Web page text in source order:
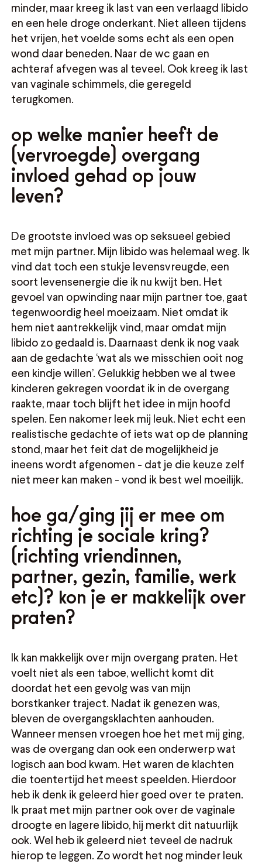
minder, maar kreeg ik last van een verlaagd libido
en een hele droge onderkant. Niet alleen tijdens
het vrijen, het voelde soms echt als een open
wond daar beneden. Naar de wc gaan en
achteraf afvegen was al teveel. Ook kreeg ik last
van vaginale schimmels, die geregeld
terugkomen.
op welke manier heeft de
(vervroegde) overgang
invloed gehad op jouw
leven?
De grootste invloed was op seksueel gebied
met mijn partner. Mijn libido was helemaal weg. Ik
vind dat toch een stukje levensvreugde, een
soort levensenergie die ik nu kwijt ben. Het
gevoel van opwinding naar mijn partner toe, gaat
tegenwoordig heel moeizaam. Niet omdat ik
hem niet aantrekkelijk vind, maar omdat mijn
libido zo gedaald is. Daarnaast denk ik nog vaak
aan de gedachte ‘wat als we misschien ooit nog
een kindje willen’. Gelukkig hebben we al twee
kinderen gekregen voordat ik in de overgang
raakte, maar toch blijft het idee in mijn hoofd
spelen. Een nakomer leek mij leuk. Niet echt een
realistische gedachte of iets wat op de planning
stond, maar het feit dat de mogelijkheid je
ineens wordt afgenomen - dat je die keuze zelf
niet meer kan maken - vond ik best wel moeilijk.
hoe ga/ging jij er mee om
richting je sociale kring?
(richting vriendinnen,
partner, gezin, familie, werk
etc)? kon je er makkelijk over
praten?
Ik kan makkelijk over mijn overgang praten. Het
voelt niet als een taboe, wellicht komt dit
doordat het een gevolg was van mijn
borstkanker traject. Nadat ik genezen was,
bleven de overgangsklachten aanhouden.
Wanneer mensen vroegen hoe het met mij ging,
was de overgang dan ook een onderwerp wat
logisch aan bod kwam. Het waren de klachten
die toentertijd het meest speelden. Hierdoor
heb ik denk ik geleerd hier goed over te praten.
Ik praat met mijn partner ook over de vaginale
droogte en lagere libido, hij merkt dit natuurlijk
ook. Wel heb ik geleerd niet teveel de nadruk
hierop te leggen. Zo wordt het nog minder leuk